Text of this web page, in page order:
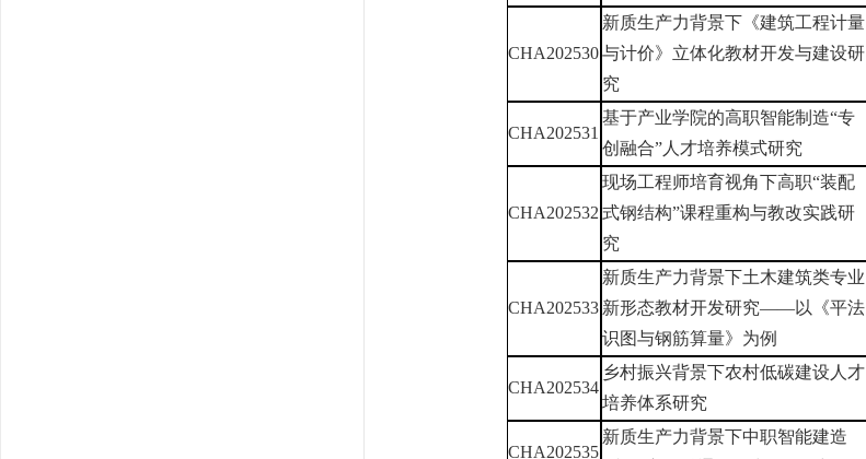
CHA202530
新质生产力背景下《建筑工程计量
与计价》立体化教材开发与建设研
究
CHA202531
基于产业学院的高职智能制造“专
创融合”人才培养模式研究
CHA202532
现场工程师培育视角下高职“装配
式钢结构”课程重构与教改实践研
究
CHA202533
新质生产力背景下土木建筑类专业
新形态教材开发研究——以《平法
识图与钢筋算量》为例
CHA202534
乡村振兴背景下农村低碳建设人才
培养体系研究
CHA202535
新质生产力背景下中职智能建造